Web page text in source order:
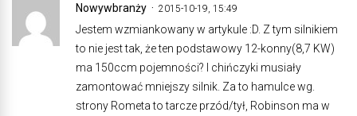
Nowywbranży 2015-10-19, 15:49
Jestem wzmiankowany w artykule :D. Z tym silnikiem
to nie jest tak, że ten podstawowy 12-konny(8,7 KW)
ma 150ccm pojemności? I chińczyki musiały
zamontować mniejszy silnik. Za to hamulce wg.
strony Rometa to tarcze przód/tył, Robinson ma w